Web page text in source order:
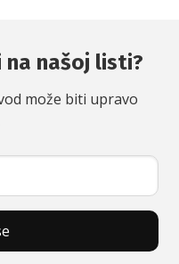
na našoj listi?
može biti upravo